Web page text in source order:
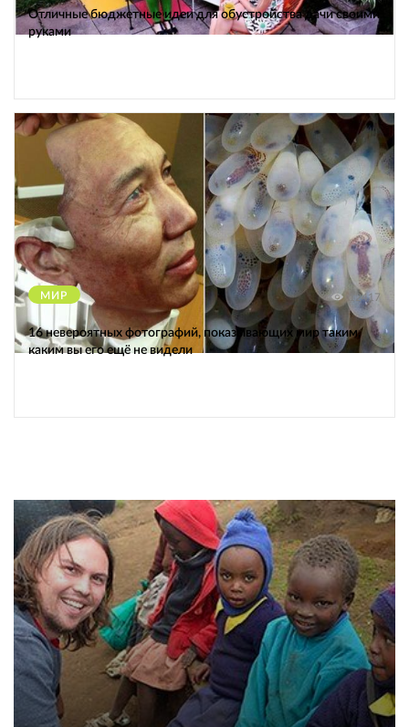
Отличные бюджетные идеи для обустройства дачи своими
руками
МИР 12417
16 невероятных фотографий, показывающих мир таким,
каким вы его ещё не видели